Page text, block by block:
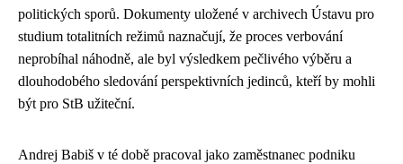
politických sporů. Dokumenty uložené v archivech Ústavu pro
studium totalitních režimů naznačují, že proces verbování
neprobíhal náhodně, ale byl výsledkem pečlivého výběru a
dlouhodobého sledování perspektivních jedinců, kteří by mohli
být pro StB užiteční.
Andrej Babiš v té době pracoval jako zaměstnanec podniku